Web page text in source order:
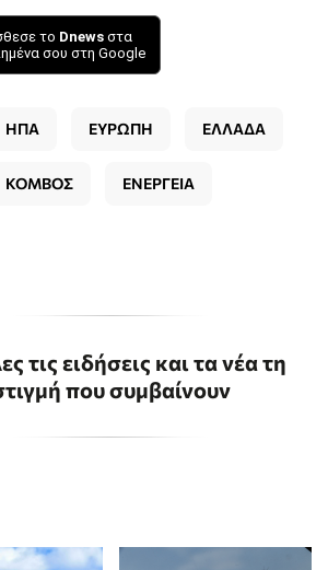
το Dnews στα
σου στη Google
ΗΠΑ ΕΥΡΩΠΗ ΕΛΛΑΔΑ
ΚΟΜΒΟΣ ΕΝΕΡΓΕΙΑ
τις ειδήσεις και τα νέα τη
που συμβαίνουν